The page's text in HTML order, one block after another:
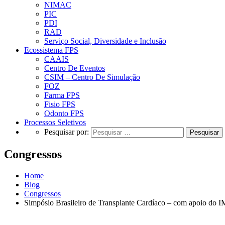
NIMAC
PIC
PDI
RAD
Serviço Social, Diversidade e Inclusão
Ecossistema FPS
CAAIS
Centro De Eventos
CSIM – Centro De Simulação
FOZ
Farma FPS
Fisio FPS
Odonto FPS
Processos Seletivos
Pesquisar por:
Congressos
Home
Blog
Congressos
Simpósio Brasileiro de Transplante Cardíaco – com apoio do